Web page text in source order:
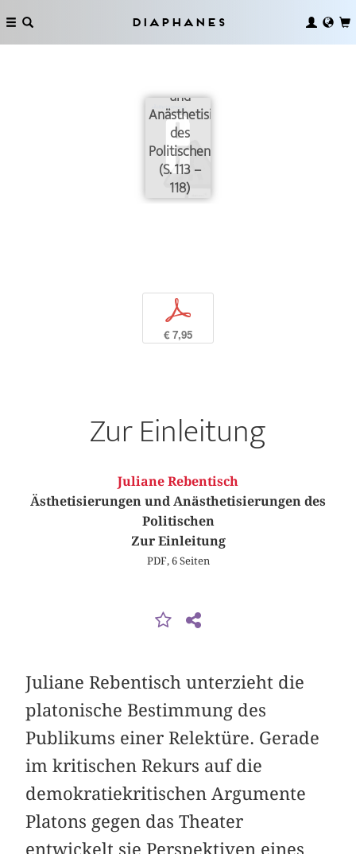
Diaphanes
und
Anästhetisierungen
des
Politischen
(S. 113 –
118)
p
€ 7,95
Zur Einleitung
Juliane Rebentisch
Ästhetisierungen und Anästhetisierungen des
Politischen
Zur Einleitung
PDF, 6 Seiten
Juliane Rebentisch unterzieht die
platonische Bestimmung des
Publikums einer Relektüre. Gerade
im kritischen Rekurs auf die
demokratiekritischen Argumente
Platons gegen das Theater
entwickelt sie Perspektiven eines